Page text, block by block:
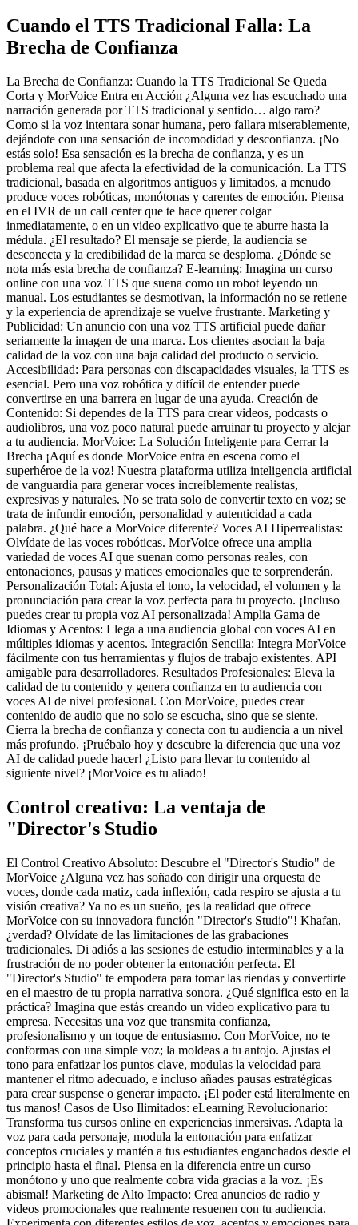
Cuando el TTS Tradicional Falla: La
Brecha de Confianza
La Brecha de Confianza: Cuando la TTS Tradicional Se Queda
Corta y MorVoice Entra en Acción ¿Alguna vez has escuchado una
narración generada por TTS tradicional y sentido… algo raro?
Como si la voz intentara sonar humana, pero fallara miserablemente,
dejándote con una sensación de incomodidad y desconfianza. ¡No
estás solo! Esa sensación es la brecha de confianza, y es un
problema real que afecta la efectividad de la comunicación. La TTS
tradicional, basada en algoritmos antiguos y limitados, a menudo
produce voces robóticas, monótonas y carentes de emoción. Piensa
en el IVR de un call center que te hace querer colgar
inmediatamente, o en un video explicativo que te aburre hasta la
médula. ¿El resultado? El mensaje se pierde, la audiencia se
desconecta y la credibilidad de la marca se desploma. ¿Dónde se
nota más esta brecha de confianza? E-learning: Imagina un curso
online con una voz TTS que suena como un robot leyendo un
manual. Los estudiantes se desmotivan, la información no se retiene
y la experiencia de aprendizaje se vuelve frustrante. Marketing y
Publicidad: Un anuncio con una voz TTS artificial puede dañar
seriamente la imagen de una marca. Los clientes asocian la baja
calidad de la voz con una baja calidad del producto o servicio.
Accesibilidad: Para personas con discapacidades visuales, la TTS es
esencial. Pero una voz robótica y difícil de entender puede
convertirse en una barrera en lugar de una ayuda. Creación de
Contenido: Si dependes de la TTS para crear videos, podcasts o
audiolibros, una voz poco natural puede arruinar tu proyecto y alejar
a tu audiencia. MorVoice: La Solución Inteligente para Cerrar la
Brecha ¡Aquí es donde MorVoice entra en escena como el
superhéroe de la voz! Nuestra plataforma utiliza inteligencia artificial
de vanguardia para generar voces increíblemente realistas,
expresivas y naturales. No se trata solo de convertir texto en voz; se
trata de infundir emoción, personalidad y autenticidad a cada
palabra. ¿Qué hace a MorVoice diferente? Voces AI Hiperrealistas:
Olvídate de las voces robóticas. MorVoice ofrece una amplia
variedad de voces AI que suenan como personas reales, con
entonaciones, pausas y matices emocionales que te sorprenderán.
Personalización Total: Ajusta el tono, la velocidad, el volumen y la
pronunciación para crear la voz perfecta para tu proyecto. ¡Incluso
puedes crear tu propia voz AI personalizada! Amplia Gama de
Idiomas y Acentos: Llega a una audiencia global con voces AI en
múltiples idiomas y acentos. Integración Sencilla: Integra MorVoice
fácilmente con tus herramientas y flujos de trabajo existentes. API
amigable para desarrolladores. Resultados Profesionales: Eleva la
calidad de tu contenido y genera confianza en tu audiencia con
voces AI de nivel profesional. Con MorVoice, puedes crear
contenido de audio que no solo se escucha, sino que se siente.
Cierra la brecha de confianza y conecta con tu audiencia a un nivel
más profundo. ¡Pruébalo hoy y descubre la diferencia que una voz
AI de calidad puede hacer! ¿Listo para llevar tu contenido al
siguiente nivel? ¡MorVoice es tu aliado!
Control creativo: La ventaja de
"Director's Studio
El Control Creativo Absoluto: Descubre el "Director's Studio" de
MorVoice ¿Alguna vez has soñado con dirigir una orquesta de
voces, donde cada matiz, cada inflexión, cada respiro se ajusta a tu
visión creativa? Ya no es un sueño, ¡es la realidad que ofrece
MorVoice con su innovadora función "Director's Studio"! Khafan,
¿verdad? Olvídate de las limitaciones de las grabaciones
tradicionales. Di adiós a las sesiones de estudio interminables y a la
frustración de no poder obtener la entonación perfecta. El
"Director's Studio" te empodera para tomar las riendas y convertirte
en el maestro de tu propia narrativa sonora. ¿Qué significa esto en la
práctica? Imagina que estás creando un video explicativo para tu
empresa. Necesitas una voz que transmita confianza,
profesionalismo y un toque de entusiasmo. Con MorVoice, no te
conformas con una simple voz; la moldeas a tu antojo. Ajustas el
tono para enfatizar los puntos clave, modulas la velocidad para
mantener el ritmo adecuado, e incluso añades pausas estratégicas
para crear suspense o generar impacto. ¡El poder está literalmente en
tus manos! Casos de Uso Ilimitados: eLearning Revolucionario:
Transforma tus cursos online en experiencias inmersivas. Adapta la
voz para cada personaje, modula la entonación para enfatizar
conceptos cruciales y mantén a tus estudiantes enganchados desde el
principio hasta el final. Piensa en la diferencia entre un curso
monótono y uno que realmente cobra vida gracias a la voz. ¡Es
abismal! Marketing de Alto Impacto: Crea anuncios de radio y
videos promocionales que realmente resuenen con tu audiencia.